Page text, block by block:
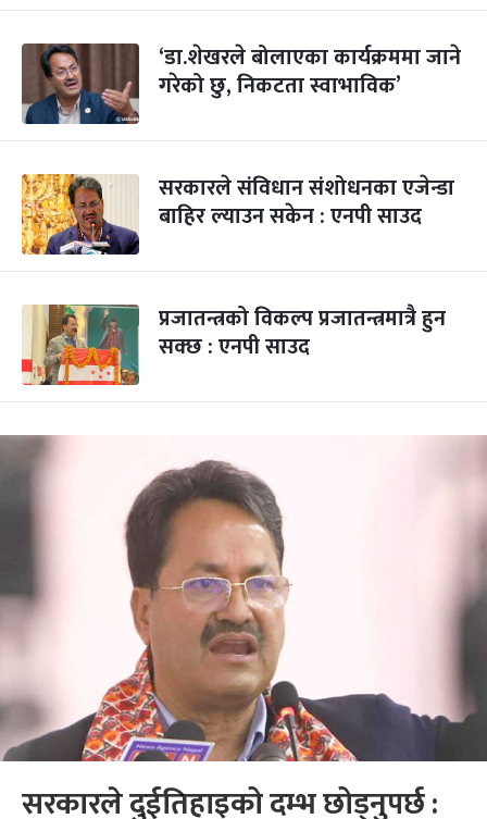
‘डा.शेखरले बोलाएका कार्यक्रममा जाने
गरेको छु, निकटता स्वाभाविक’
सरकारले संविधान संशोधनका एजेन्डा
बाहिर ल्याउन सकेन : एनपी साउद
प्रजातन्त्रको विकल्प प्रजातन्त्रमात्रै हुन
सक्छ : एनपी साउद
सरकारले दुईतिहाइको दम्भ छोड्नुपर्छ :